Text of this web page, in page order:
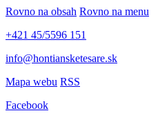
Rovno na obsah Rovno na menu
+421 45/5596 151
info@hontiansketesare.sk
Mapa webu RSS
Facebook